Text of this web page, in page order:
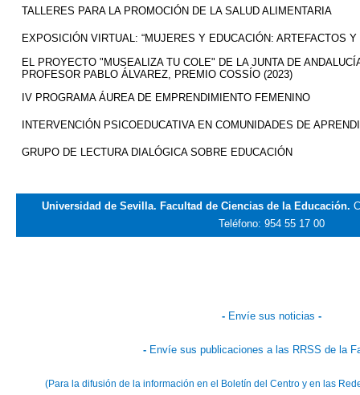
TALLERES PARA LA PROMOCIÓN DE LA SALUD ALIMENTARIA
EXPOSICIÓN VIRTUAL: “MUJERES Y EDUCACIÓN: ARTEFACTOS
EL PROYECTO "MUSEALIZA TU COLE" DE LA JUNTA DE
PROFESOR PABLO ÁLVAREZ, PREMIO COSSÍO (2023)
IV PROGRAMA ÁUREA DE EMPRENDIMIENTO FEMENINO
INTERVENCIÓN PSICOEDUCATIVA EN COMUNIDADES DE
GRUPO DE LECTURA DIALÓGICA SOBRE EDUCACIÓN
Universidad de Sevilla. Facultad de Ciencias de la Educación.
Teléfono: 954 55 17 00
- Envíe sus noticias -
- Envíe sus publicaciones a las RRSS de la
(Para la difusión de la información en el Boletín del Centro y en las